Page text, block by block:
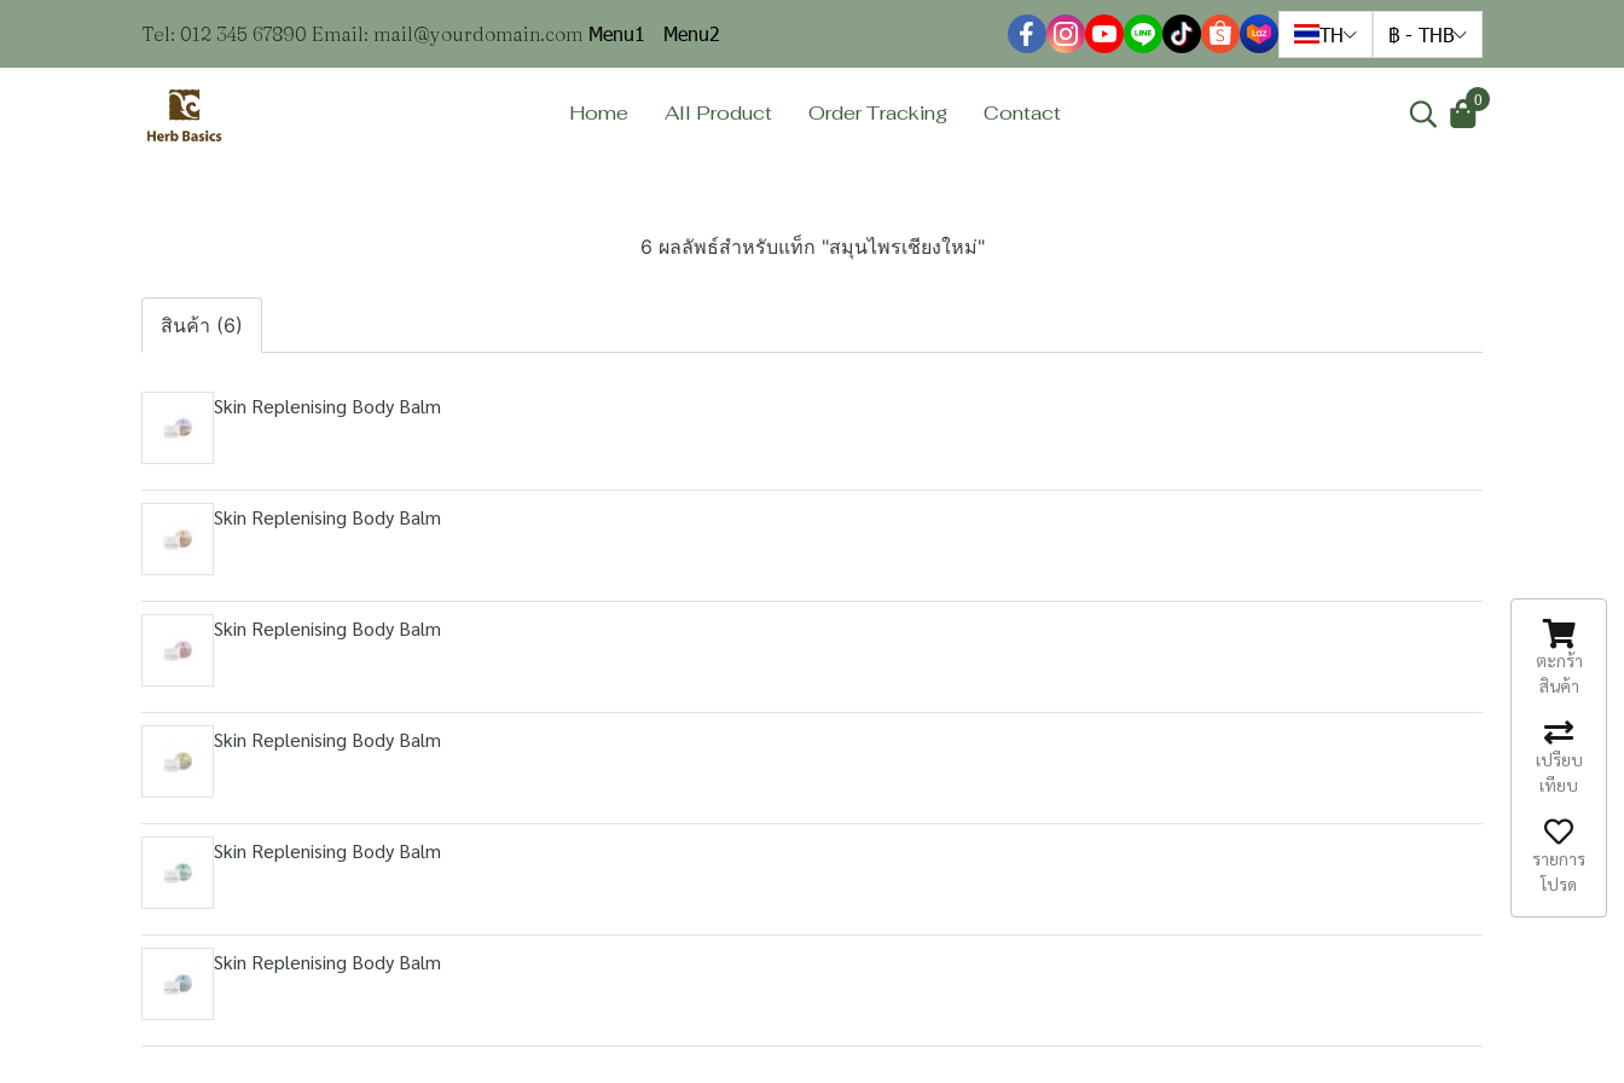
Tel: 012 345 67890 Email: mail@yourdomain.com Menu1 Menu2 TH ฿ - THB
Home All Product Order Tracking Contact
0
6 ผลลัพธ์สำหรับแท็ก "สมุนไพรเชียงใหม่"
สินค้า (6)
Skin Replenising Body Balm
Skin Replenising Body Balm
Skin Replenising Body Balm
Skin Replenising Body Balm
Skin Replenising Body Balm
Skin Replenising Body Balm
ตะกร้า
สินค้า
เปรียบ
เทียบ
รายการ
โปรด